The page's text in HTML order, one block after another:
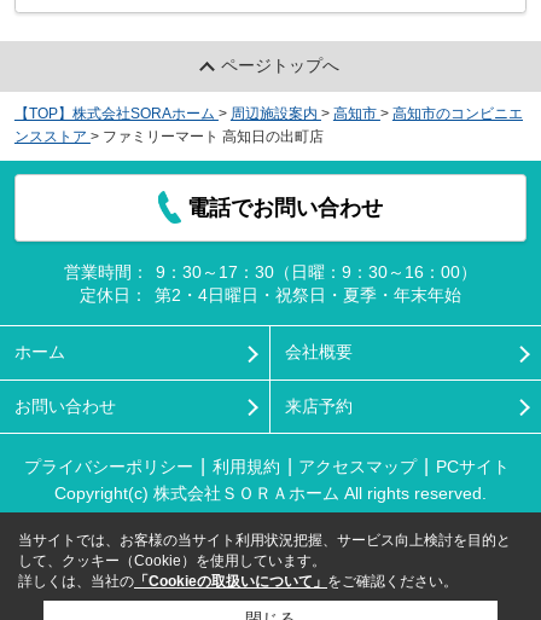
ページトップへ
【TOP】株式会社SORAホーム > 周辺施設案内 > 高知市 > 高知市のコンビニエ
ンスストア > ファミリーマート 高知日の出町店
電話でお問い合わせ
営業時間：
9：30～17：30（日曜：9：30～16：00）
定休日：
第2・4日曜日・祝祭日・夏季・年末年始
ホーム 会社概要
お問い合わせ 来店予約
プライバシーポリシー 利用規約 アクセスマップ
PCサイト
Copyright(c) 株式会社ＳＯＲＡホーム All rights reserved.
当サイトでは、お客様の当サイト利用状況把握、サービス向上検討を目的と
して、クッキー（Cookie）を使用しています。
詳しくは、当社の 「Cookieの取扱いについて」 をご確認ください。